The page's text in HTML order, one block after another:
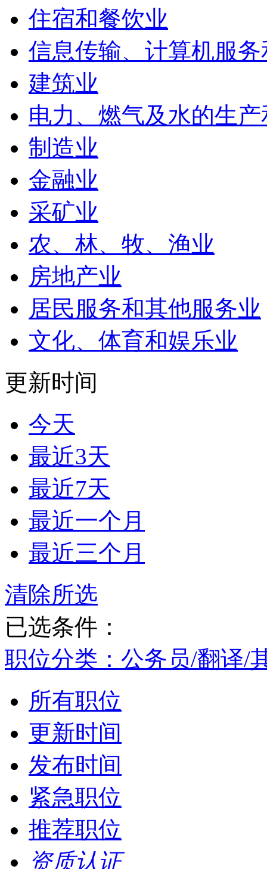
住宿和餐饮业
信息传输、计算机服
建筑业
电力、燃气及水的生
制造业
金融业
采矿业
农、林、牧、渔业
房地产业
居民服务和其他服务业
文化、体育和娱乐业
更新时间
今天
最近3天
最近7天
最近一个月
最近三个月
清除所选
已选条件：
职位分类：公务员/翻译/
所有职位
更新时间
发布时间
紧急职位
推荐职位
资质认证